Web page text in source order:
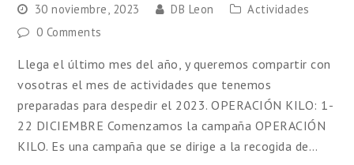
30 noviembre, 2023 DB Leon
Actividades
0 Comments
Llega el último mes del año, y queremos compartir con
vosotras el mes de actividades que tenemos
preparadas para despedir el 2023. OPERACIÓN KILO: 1-
22 DICIEMBRE Comenzamos la campaña OPERACIÓN
KILO. Es una campaña que se dirige a la recogida de…